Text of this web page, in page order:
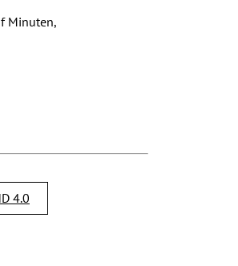
Minuten,
4.0